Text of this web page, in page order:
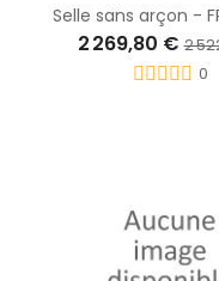
Selle sans arçon -
2 269,80 €2
0